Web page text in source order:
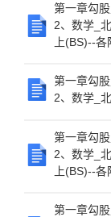
第一章勾
2、数学_
上(BS)--
第一章勾
2、数学_
第一章勾
2、数学_
上(BS)--
第一章勾